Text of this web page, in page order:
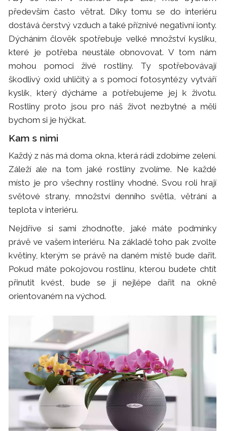
především často větrat. Díky tomu se do interiéru
dostává čerstvý vzduch a také příznivé negativní ionty.
Dýcháním člověk spotřebuje velké množství kyslíku,
které je potřeba neustále obnovovat. V tom nám
mohou pomoci živé rostliny. Ty spotřebovávají
škodlivý oxid uhličitý a s pomocí fotosyntézy vytváří
kyslík, který dýcháme a potřebujeme jej k životu.
Rostliny proto jsou pro náš život nezbytné a měli
bychom si je hýčkat.
Kam s nimi
Každý z nás má doma okna, která rádi zdobíme zelení.
Záleží ale na tom jaké rostliny zvolíme. Ne každé
místo je pro všechny rostliny vhodné. Svou roli hrají
světové strany, množství denního světla, větrání a
teplota v interiéru.
Nejdříve si sami zhodnoťte, jaké máte podmínky
právě ve vašem interiéru. Na základě toho pak zvolte
květiny, kterým se právě na daném místě bude dařit.
Pokud máte pokojovou rostlinu, kterou budete chtít
přinutit kvést, bude se jí nejlépe dařit na okně
orientovaném na východ.